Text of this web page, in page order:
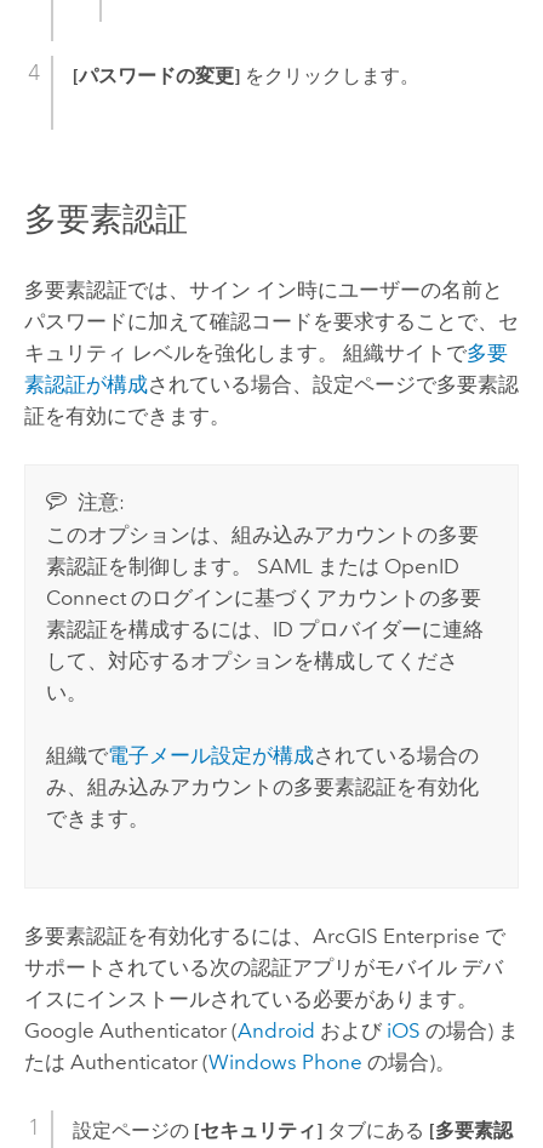
[パスワードの変更]をクリックします。
多要素認証
多要素認証では、サイン イン時にユーザーの名前と
パスワードに加えて確認コードを要求することで、セ
キュリティ レベルを強化します。
組織サイトで多要
素認証が構成されている場合、設定ページで多要素認
証を有効にできます。
注意:
このオプションは、組み込みアカウントの多要
素認証を制御します。 SAML または OpenID
Connect のログインに基づくアカウントの多要
素認証を構成するには、ID プロバイダーに連絡
して、対応するオプションを構成してくださ
い。
組織で電子メール設定が構成されている場合の
み、組み込みアカウントの多要素認証を有効化
できます。
多要素認証を有効化するには、 ArcGIS Enterprise で
サポートされている次の認証アプリがモバイル デバ
イスにインストールされている必要があります。
Google Authenticator(Android および iOS の場合) ま
たは Authenticator(Windows Phone の場合)。
設定ページの [セキュリティ]タブにある [多要素認